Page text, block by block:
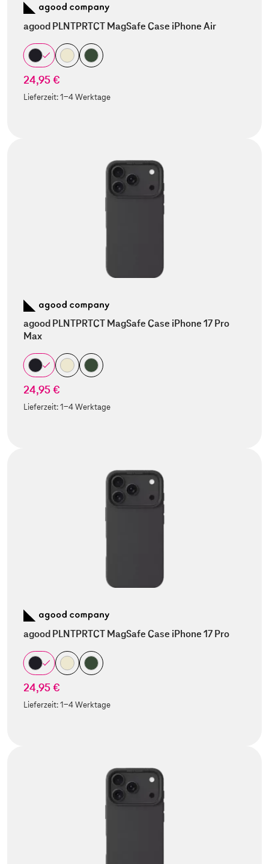
agood PLNTPRTCT MagSafe Case iPhone Air
24,95 €
Lieferzeit:1-4 Werktage
agood PLNTPRTCT MagSafe Case iPhone 17 Pro
Max
24,95 €
Lieferzeit:1-4 Werktage
agood PLNTPRTCT MagSafe Case iPhone 17 Pro
24,95 €
Lieferzeit:1-4 Werktage